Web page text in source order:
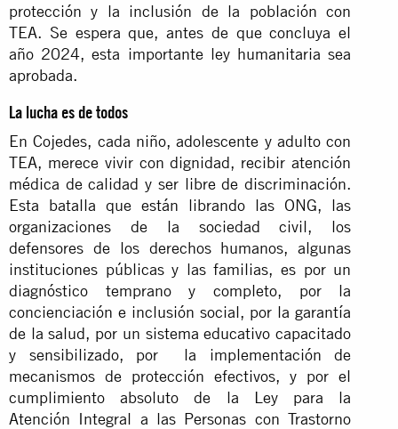
protección y la inclusión de la población con
TEA. Se espera que, antes de que concluya el
año 2024, esta importante ley humanitaria sea
aprobada.
La lucha es de todos
En Cojedes, cada niño, adolescente y adulto con
TEA, merece vivir con dignidad, recibir atención
médica de calidad y ser libre de discriminación.
Esta batalla que están librando las ONG, las
organizaciones de la sociedad civil, los
defensores de los derechos humanos, algunas
instituciones públicas y las familias, es por un
diagnóstico temprano y completo, por la
concienciación e inclusión social, por la garantía
de la salud, por un sistema educativo capacitado
y sensibilizado, por la implementación de
mecanismos de protección efectivos, y por el
cumplimiento absoluto de la Ley para la
Atención Integral a las Personas con Trastorno